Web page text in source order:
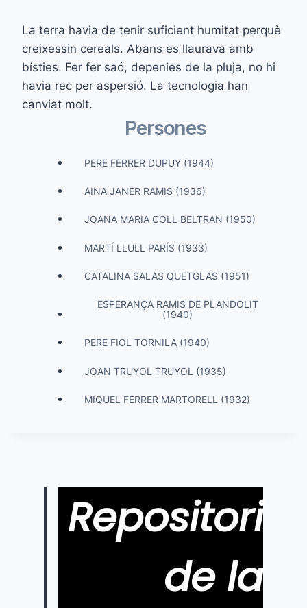
La terra havia de tenir suficient humitat perquè
creixessin cereals. Abans es llaurava amb
bísties. Fer fer saó, depenies de la pluja, no hi
havia rec per aspersió. La tecnologia han
canviat molt.
Persones
PERE FERRER DUPUY (1944)
AINA JANER RAMIS (1936)
JOANA MARIA COLL BELTRAN (1950)
MARTÍ LLULL PARÍS (1933)
CATALINA SALAS QUETGLAS (1951)
ESPERANÇA RAMIS DE PLANDOLIT
(1940)
PERE FIOL TORNILA (1940)
JOAN TRUYOL TRUYOL (1935)
MIQUEL FERRER MARTORELL (1932)
Repositori
de la